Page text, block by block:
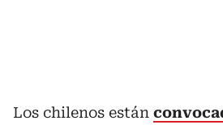
Los chilenos están